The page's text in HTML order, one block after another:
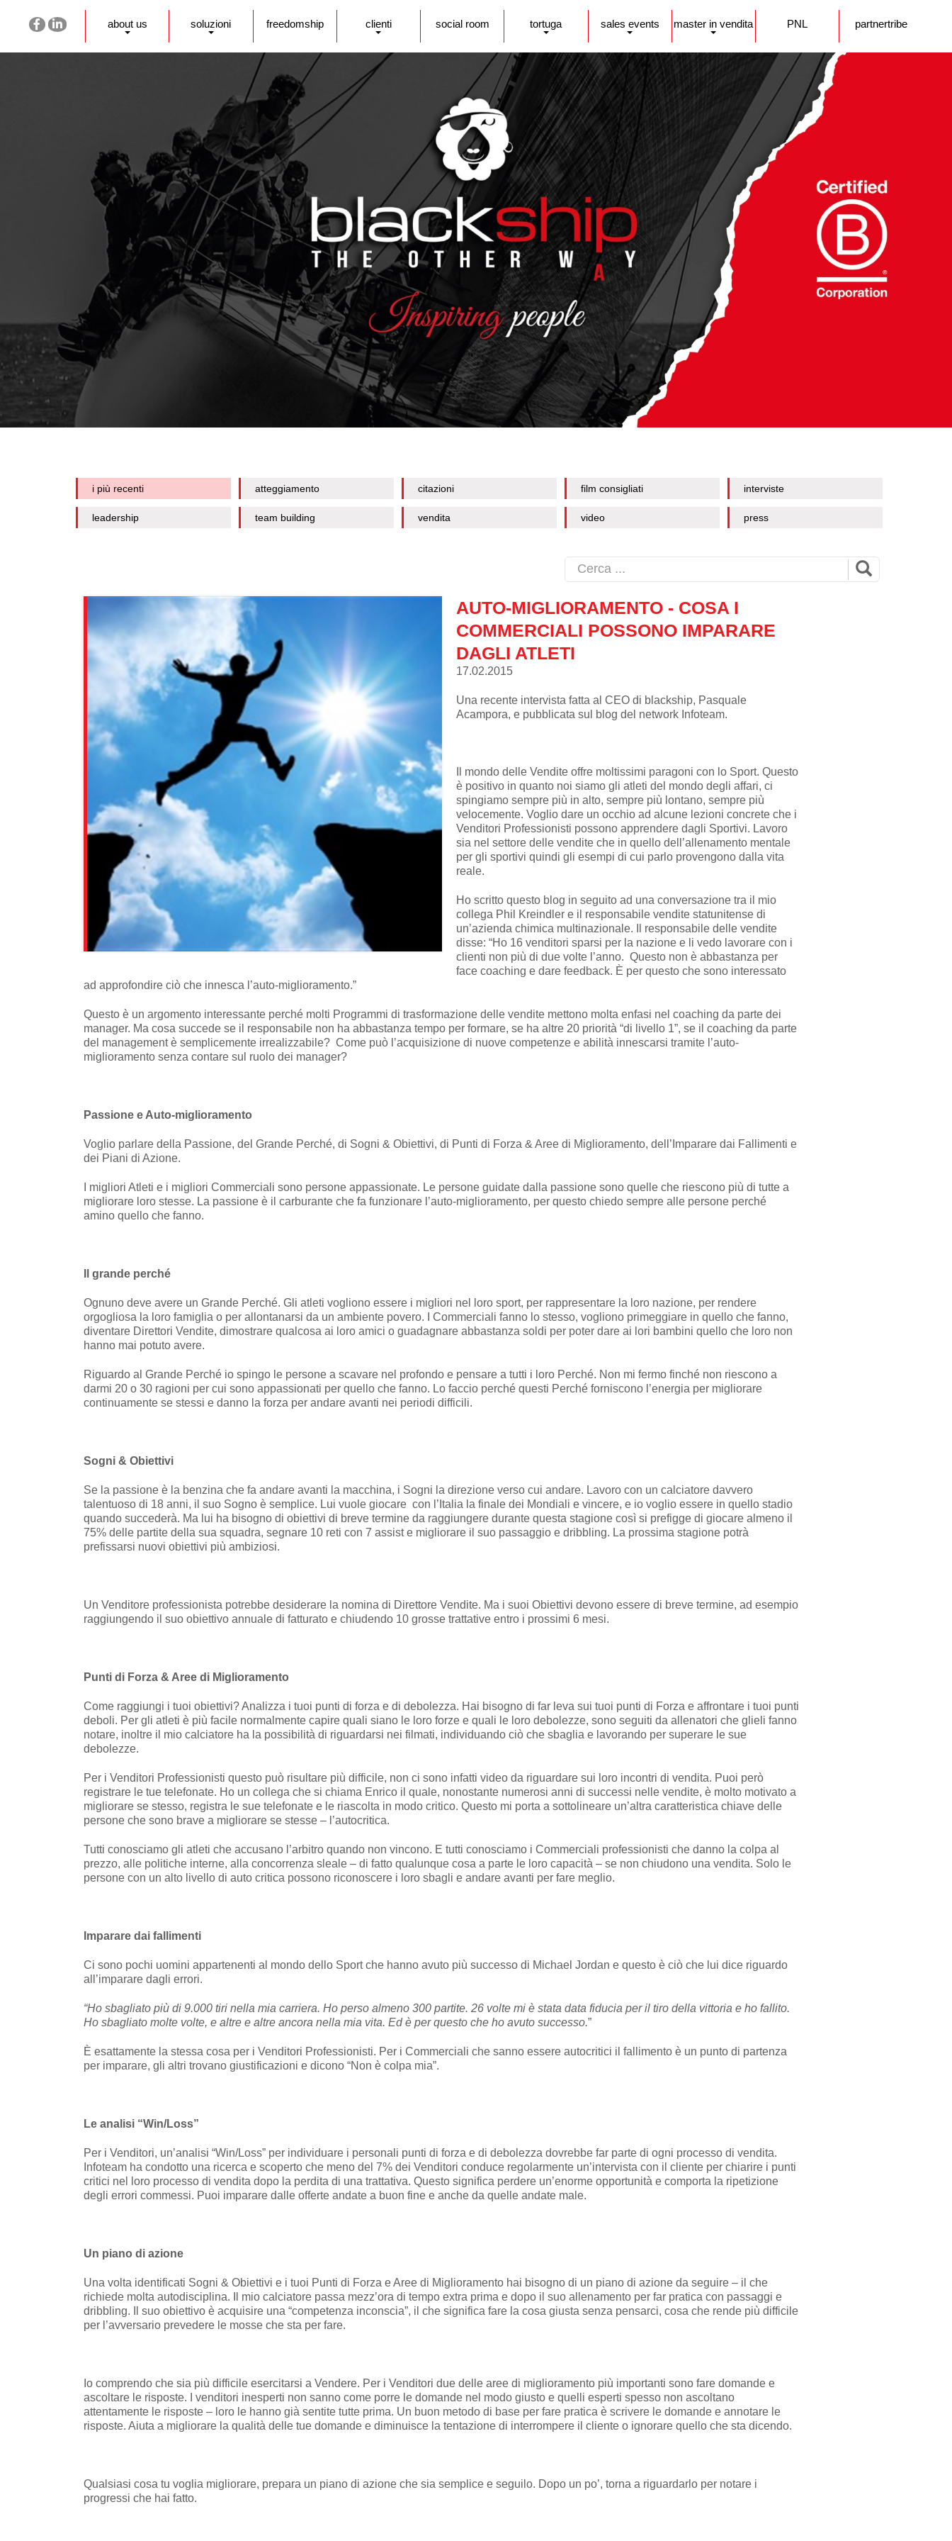
about us soluzioni freedomship clienti social room tortuga sales events master in vendita PNL partnertribe
i più recenti atteggiamento citazioni film consigliati interviste
leadership team building vendita video press
AUTO-MIGLIORAMENTO - COSA I
COMMERCIALI POSSONO IMPARARE
DAGLI ATLETI
17.02.2015
Una recente intervista fatta al CEO di blackship, Pasquale
Acampora, e pubblicata sul blog del network Infoteam.
Il mondo delle Vendite offre moltissimi paragoni con lo Sport. Questo
è positivo in quanto noi siamo gli atleti del mondo degli affari, ci
spingiamo sempre più in alto, sempre più lontano, sempre più
velocemente. Voglio dare un occhio ad alcune lezioni concrete che i
Venditori Professionisti possono apprendere dagli Sportivi. Lavoro
sia nel settore delle vendite che in quello dell’allenamento mentale
per gli sportivi quindi gli esempi di cui parlo provengono dalla vita
reale.
Ho scritto questo blog in seguito ad una conversazione tra il mio
collega Phil Kreindler e il responsabile vendite statunitense di
un’azienda chimica multinazionale. Il responsabile delle vendite
disse: “Ho 16 venditori sparsi per la nazione e li vedo lavorare con i
clienti non più di due volte l’anno. Questo non è abbastanza per
face coaching e dare feedback. È per questo che sono interessato
ad approfondire ciò che innesca l’auto-miglioramento.”
Questo è un argomento interessante perché molti Programmi di trasformazione delle vendite mettono molta enfasi nel coaching da parte dei
manager. Ma cosa succede se il responsabile non ha abbastanza tempo per formare, se ha altre 20 priorità “di livello 1”, se il coaching da parte
del management è semplicemente irrealizzabile? Come può l’acquisizione di nuove competenze e abilità innescarsi tramite l’auto-
miglioramento senza contare sul ruolo dei manager?
Passione e Auto-miglioramento
Voglio parlare della Passione, del Grande Perché, di Sogni & Obiettivi, di Punti di Forza & Aree di Miglioramento, dell’Imparare dai Fallimenti e
dei Piani di Azione.
I migliori Atleti e i migliori Commerciali sono persone appassionate. Le persone guidate dalla passione sono quelle che riescono più di tutte a
migliorare loro stesse. La passione è il carburante che fa funzionare l’auto-miglioramento, per questo chiedo sempre alle persone perché
amino quello che fanno.
Il grande perché
Ognuno deve avere un Grande Perché. Gli atleti vogliono essere i migliori nel loro sport, per rappresentare la loro nazione, per rendere
orgogliosa la loro famiglia o per allontanarsi da un ambiente povero. I Commerciali fanno lo stesso, vogliono primeggiare in quello che fanno,
diventare Direttori Vendite, dimostrare qualcosa ai loro amici o guadagnare abbastanza soldi per poter dare ai lori bambini quello che loro non
hanno mai potuto avere.
Riguardo al Grande Perché io spingo le persone a scavare nel profondo e pensare a tutti i loro Perché. Non mi fermo finché non riescono a
darmi 20 o 30 ragioni per cui sono appassionati per quello che fanno. Lo faccio perché questi Perché forniscono l’energia per migliorare
continuamente se stessi e danno la forza per andare avanti nei periodi difficili.
Sogni & Obiettivi
Se la passione è la benzina che fa andare avanti la macchina, i Sogni la direzione verso cui andare. Lavoro con un calciatore davvero
talentuoso di 18 anni, il suo Sogno è semplice. Lui vuole giocare con l’Italia la finale dei Mondiali e vincere, e io voglio essere in quello stadio
quando succederà. Ma lui ha bisogno di obiettivi di breve termine da raggiungere durante questa stagione così si prefigge di giocare almeno il
75% delle partite della sua squadra, segnare 10 reti con 7 assist e migliorare il suo passaggio e dribbling. La prossima stagione potrà
prefissarsi nuovi obiettivi più ambiziosi.
Un Venditore professionista potrebbe desiderare la nomina di Direttore Vendite. Ma i suoi Obiettivi devono essere di breve termine, ad esempio
raggiungendo il suo obiettivo annuale di fatturato e chiudendo 10 grosse trattative entro i prossimi 6 mesi.
Punti di Forza & Aree di Miglioramento
Come raggiungi i tuoi obiettivi? Analizza i tuoi punti di forza e di debolezza. Hai bisogno di far leva sui tuoi punti di Forza e affrontare i tuoi punti
deboli. Per gli atleti è più facile normalmente capire quali siano le loro forze e quali le loro debolezze, sono seguiti da allenatori che glieli fanno
notare, inoltre il mio calciatore ha la possibilità di riguardarsi nei filmati, individuando ciò che sbaglia e lavorando per superare le sue
debolezze.
Per i Venditori Professionisti questo può risultare più difficile, non ci sono infatti video da riguardare sui loro incontri di vendita. Puoi però
registrare le tue telefonate. Ho un collega che si chiama Enrico il quale, nonostante numerosi anni di successi nelle vendite, è molto motivato a
migliorare se stesso, registra le sue telefonate e le riascolta in modo critico. Questo mi porta a sottolineare un’altra caratteristica chiave delle
persone che sono brave a migliorare se stesse – l’autocritica.
Tutti conosciamo gli atleti che accusano l’arbitro quando non vincono. E tutti conosciamo i Commerciali professionisti che danno la colpa al
prezzo, alle politiche interne, alla concorrenza sleale – di fatto qualunque cosa a parte le loro capacità – se non chiudono una vendita. Solo le
persone con un alto livello di auto critica possono riconoscere i loro sbagli e andare avanti per fare meglio.
Imparare dai fallimenti
Ci sono pochi uomini appartenenti al mondo dello Sport che hanno avuto più successo di Michael Jordan e questo è ciò che lui dice riguardo
all’imparare dagli errori.
“Ho sbagliato più di 9.000 tiri nella mia carriera. Ho perso almeno 300 partite. 26 volte mi è stata data fiducia per il tiro della vittoria e ho fallito.
Ho sbagliato molte volte, e altre e altre ancora nella mia vita. Ed è per questo che ho avuto successo.”
È esattamente la stessa cosa per i Venditori Professionisti. Per i Commerciali che sanno essere autocritici il fallimento è un punto di partenza
per imparare, gli altri trovano giustificazioni e dicono “Non è colpa mia”.
Le analisi “Win/Loss”
Per i Venditori, un’analisi “Win/Loss” per individuare i personali punti di forza e di debolezza dovrebbe far parte di ogni processo di vendita.
Infoteam ha condotto una ricerca e scoperto che meno del 7% dei Venditori conduce regolarmente un’intervista con il cliente per chiarire i punti
critici nel loro processo di vendita dopo la perdita di una trattativa. Questo significa perdere un’enorme opportunità e comporta la ripetizione
degli errori commessi. Puoi imparare dalle offerte andate a buon fine e anche da quelle andate male.
Un piano di azione
Una volta identificati Sogni & Obiettivi e i tuoi Punti di Forza e Aree di Miglioramento hai bisogno di un piano di azione da seguire – il che
richiede molta autodisciplina. Il mio calciatore passa mezz’ora di tempo extra prima e dopo il suo allenamento per far pratica con passaggi e
dribbling. Il suo obiettivo è acquisire una “competenza inconscia”, il che significa fare la cosa giusta senza pensarci, cosa che rende più difficile
per l’avversario prevedere le mosse che sta per fare.
Io comprendo che sia più difficile esercitarsi a Vendere. Per i Venditori due delle aree di miglioramento più importanti sono fare domande e
ascoltare le risposte. I venditori inesperti non sanno come porre le domande nel modo giusto e quelli esperti spesso non ascoltano
attentamente le risposte – loro le hanno già sentite tutte prima. Un buon metodo di base per fare pratica è scrivere le domande e annotare le
risposte. Aiuta a migliorare la qualità delle tue domande e diminuisce la tentazione di interrompere il cliente o ignorare quello che sta dicendo.
Qualsiasi cosa tu voglia migliorare, prepara un piano di azione che sia semplice e seguilo. Dopo un po’, torna a riguardarlo per notare i
progressi che hai fatto.